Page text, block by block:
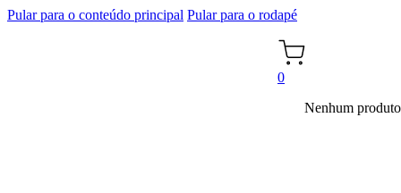
Pular para o conteúdo principal Pular para o rodapé
0
Nenhum